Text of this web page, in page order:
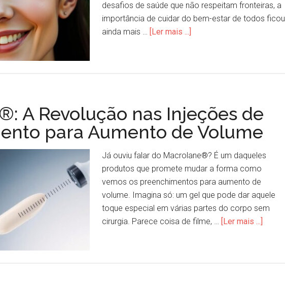
desafios de saúde que não respeitam fronteiras, a
importância de cuidar do bem-estar de todos ficou
ainda mais … [Ler mais ...]
A Revolução nas Injeções de
para Aumento de Volume
Já ouviu falar do Macrolane®? É um daqueles
produtos que promete mudar a forma como
vemos os preenchimentos para aumento de
volume. Imagina só: um gel que pode dar aquele
toque especial em várias partes do corpo sem
cirurgia. Parece coisa de filme, … [Ler mais ...]